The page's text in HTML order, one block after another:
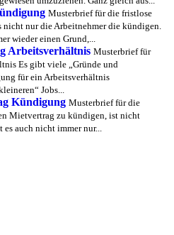
Musterbrief für die fristlose
nur die Arbeitnehmer die kündigen.
wieder einen Grund,...
Arbeitsverhältnis Musterbrief für
Es gibt viele „Gründe und
für ein Arbeitsverhältnis
Jobs...
Kündigung Musterbrief für die
Mietvertrag zu kündigen, ist nicht
es auch nicht immer nur...